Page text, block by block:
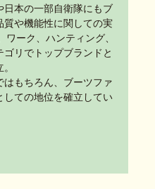
日本の一部自衛隊にもブ
質や機能性に関しての実
ーク、ハンティング、
リでトップブランドと
はもちろん、ブーツファ
しての地位を確立してい